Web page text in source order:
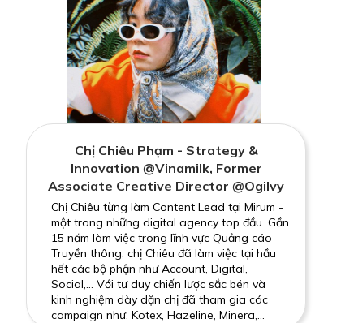
Chị Chiêu từng làm Content Lead tại Mirum -
một trong những digital agency top đầu. Gần
15 năm làm việc trong lĩnh vực Quảng cáo -
Truyền thông, chị Chiêu đã làm việc tại hầu
hết các bộ phận như Account, Digital,
Social,... Với tư duy chiến lược sắc bén và
kinh nghiệm dày dặn chị đã tham gia các
campaign như: Kotex, Hazeline, Minera,...
Chị Chiêu Phạm - Strategy &
Innovation @Vinamilk, Former
Associate Creative Director @Ogilvy